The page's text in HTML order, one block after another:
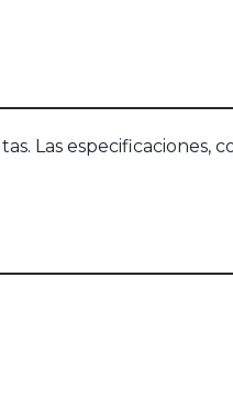
Las especificaciones,